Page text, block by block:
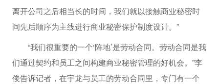
离开公司之后相当长的时间，我们就以接触商业秘密时
间先后顺序为主线进行商业秘密保护制度设计。”
“我们很重要的一个‘阵地’是劳动合同。劳动合同是我
们通过契约和员工之间构建商业秘密管理的好机会。”李
俊告诉记者，在宇龙与员工的劳动合同里，专门有一个